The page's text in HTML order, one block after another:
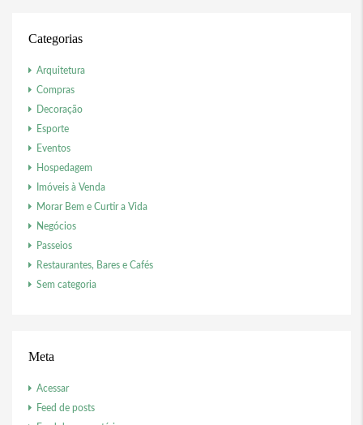
Categorias
Arquitetura
Compras
Decoração
Esporte
Eventos
Hospedagem
Imóveis à Venda
Morar Bem e Curtir a Vida
Negócios
Passeios
Restaurantes, Bares e Cafés
Sem categoria
Meta
Acessar
Feed de posts